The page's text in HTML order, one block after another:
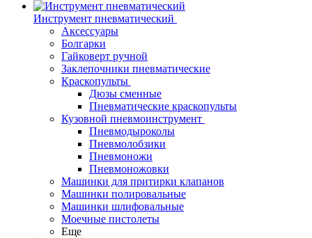
Инструмент пневматический
Аксессуары
Болгарки
Гайковерт ручной
Заклепочники пневматические
Краскопульты
Дюзы сменные
Пневматические краскопульты
Кузовной пневмоинструмент
Пневмодыроколы
Пневмолобзики
Пневмоножи
Пневмоножовки
Машинки для притирки клапанов
Машинки полировальные
Машинки шлифовальные
Моечные пистолеты
Еще